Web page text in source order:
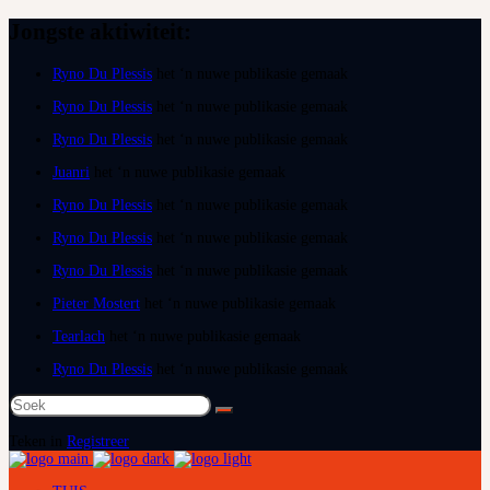
Ryno Du Plessis
Ryno Du Plessis
Ryno Du Plessis
Juanri
Ryno Du Plessis
Ryno Du Plessis
Ryno Du Plessis
Pieter Mostert
Tearlach
Ryno Du Plessis
Soek
na:
Registreer